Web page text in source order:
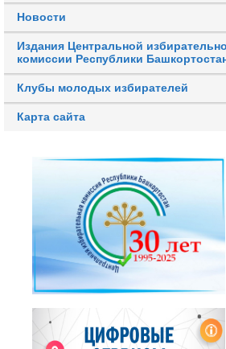
Новости
Издания Центральной
комиссии Республики
Клубы молодых избирателей
Карта сайта